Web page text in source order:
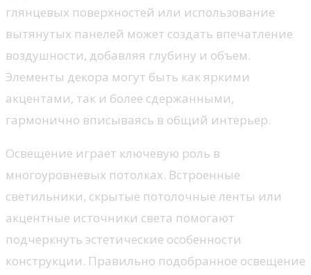
глянцевых поверхностей или использование
вытянутых панелей может создать впечатление
воздушности, добавляя глубину и объем.
Элементы декора могут быть как яркими
акцентами, так и более сдержанными,
гармонично вписываясь в общий интерьер.
Освещение играет ключевую роль в
многоуровневых потолках. Встроенные
светильники, скрытые потолочные ленты или
акцентные источники света помогают
подчеркнуть эстетические особенности
конструкции. Правильно подобранное освещение